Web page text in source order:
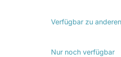
Verfügbar zu
Nur noch verfügbar